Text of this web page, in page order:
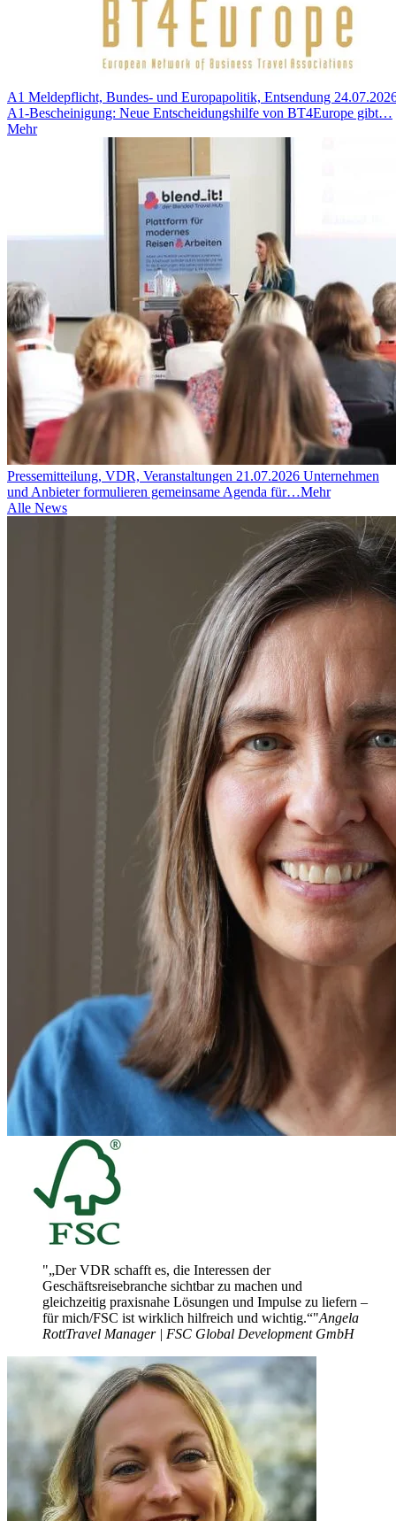
A1 Meldepflicht, Bundes- und Europapolitik, Entsendung
A1-Bescheinigung: Neue Entscheidungshilfe von BT4Europe gibt…
Mehr
Pressemitteilung, VDR, Veranstaltungen 21.07.2026 Unternehmen
und Anbieter formulieren gemeinsame Agenda für…Mehr
Alle News
„Der VDR schafft es, die Interessen der
Geschäftsreisebranche sichtbar zu machen und
gleichzeitig praxisnahe Lösungen und Impulse zu liefern –
für mich/FSC ist wirklich hilfreich und wichtig.“ Angela
RottTravel Manager | FSC Global Development GmbH